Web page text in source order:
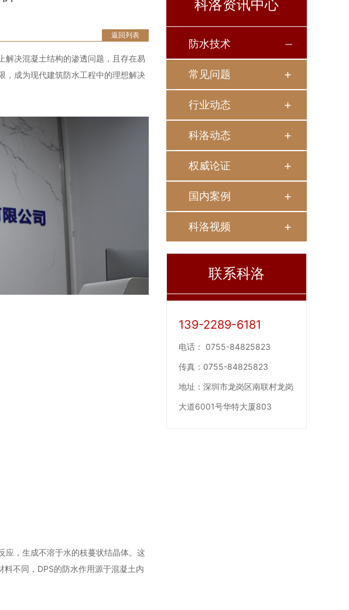
返回列表
解决混凝土结构的渗透问题，且存在易
，成为现代建筑防水工程中的理想解决
应，生成不溶于水的枝蔓状结晶体。这
不同，DPS的防水作用源于混凝土内
科洛资讯中心
防水技术
常见问题
行业动态
科洛动态
权威论证
国内案例
科洛视频
联系科洛
139-2289-6181
电话： 0755-84825823
传真： 0755-84825823
地址： 深圳市龙岗区南联村龙岗
大道6001号华特大厦803